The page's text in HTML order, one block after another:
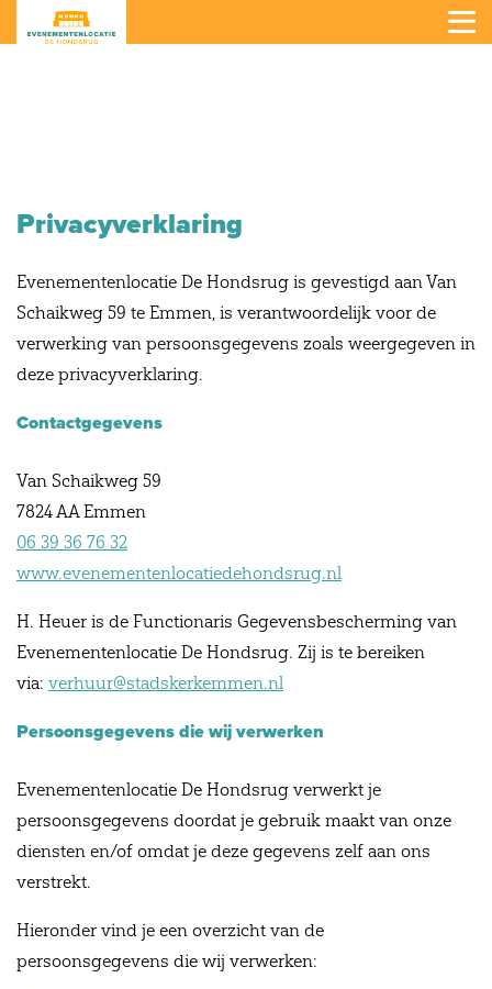
Bijeenkomst
Faciliteiten
Bel 06 - 29 41 73 34
Privacyverklaring
Evenementenlocatie De Hondsrug is gevestigd aan Van
Schaikweg 59 te Emmen, is verantwoordelijk voor de
verwerking van persoonsgegevens zoals weergegeven in
deze privacyverklaring.
Contactgegevens
Van Schaikweg 59
7824 AA Emmen
06 39 36 76 32
www.evenementenlocatiedehondsrug.nl
H. Heuer is de Functionaris Gegevensbescherming van
Evenementenlocatie De Hondsrug. Zij is te bereiken
via: verhuur@stadskerkemmen.nl
Persoonsgegevens die wij verwerken
Evenementenlocatie De Hondsrug verwerkt je
persoonsgegevens doordat je gebruik maakt van onze
diensten en/of omdat je deze gegevens zelf aan ons
verstrekt.
Hieronder vind je een overzicht van de
persoonsgegevens die wij verwerken: